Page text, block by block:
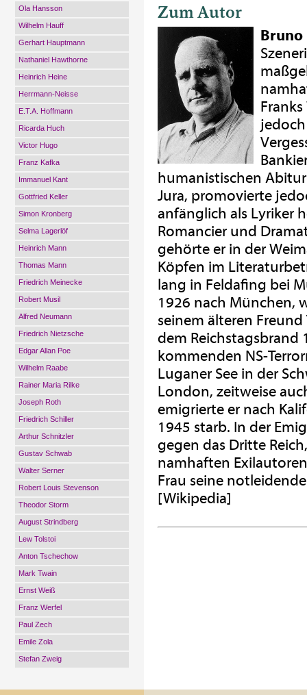
Ola Hansson
Wilhelm Hauff
Gerhart Hauptmann
Nathaniel Hawthorne
Heinrich Heine
Herrmann-Neisse
E.T.A. Hoffmann
Ricarda Huch
Victor Hugo
Franz Kafka
Immanuel Kant
Gottfried Keller
Simon Kronberg
Selma Lagerlöf
Heinrich Mann
Thomas Mann
Friedrich Meinecke
Robert Musil
Alfred Neumann
Friedrich Nietzsche
Edgar Allan Poe
Wilhelm Raabe
Rainer Maria Rilke
Joseph Roth
Friedrich Schiller
Arthur Schnitzler
Gustav Schwab
Walter Serner
Robert Louis Stevenson
Theodor Storm
August Strindberg
Lew Tolstoi
Anton Tschechow
Mark Twain
Ernst Weiß
Franz Werfel
Paul Zech
Emile Zola
Stefan Zweig
Zum Autor
Bruno
humanistischen
Jura, promovierte
anfänglich als Lyriker
Romancier und
gehörte er in der
Köpfen im
lang in Feldafing bei
1926 nach München,
seinem älteren
dem Reichstagsbrand
kommenden NS-
Luganer See in der
London, zeitweise
emigrierte er nach
1945 starb. In der
gegen das Dritte
namhaften
Frau seine
[Wikipedia]